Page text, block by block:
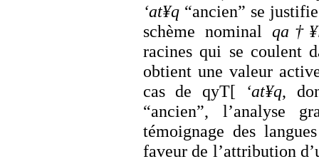
‘at¥q “ancien” se
schème nominal
racines qui se coulent
obtient une valeur
cas de qyT[
‘at¥q,
“ancien”, l’analyse
témoignage des
faveur de l’attribution